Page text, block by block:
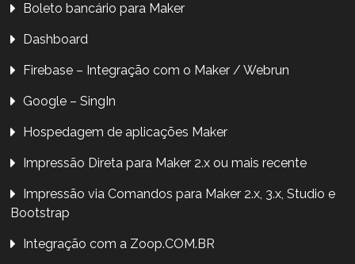
Boleto bancário para Maker
Dashboard
Firebase – Integração com o Maker / Webrun
Google – SingIn
Hospedagem de aplicações Maker
Impressão Direta para Maker 2.x ou mais recente
Impressão via Comandos para Maker 2.x, 3.x, Studio e
Bootstrap
Integração com a Zoop.COM.BR